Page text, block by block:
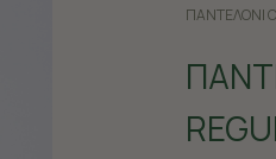
ΠΑΝΤΕΛΟΝΙ